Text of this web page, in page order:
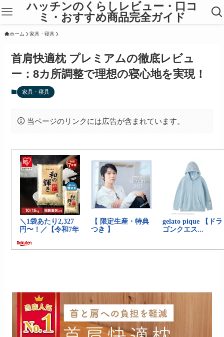
ハッチンのくらしレビュー・口コ
ミ・おすすめ商品完全ガイド
ホーム 家具・寝具
首肩快適枕 プレミアムの徹底レビュ
ー：8カ所調整で理想の寝心地を実現！
家具・寝具
当ページのリンクには広告が含まれています。